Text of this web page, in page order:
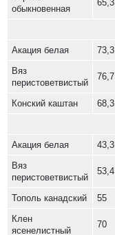
обыкновенная
65,3
Акация белая
73,3
Вяз
перистоветвистый
76,7
Конский каштан 68,3
Акация белая
43,3
Вяз
перистоветвистый
53,4
Тополь канадский 55
Клен
ясенелистный
70